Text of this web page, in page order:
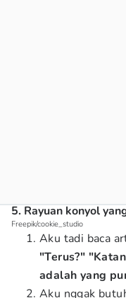
5. Rayuan konyol
Freepik/cookie_studio
Aku tadi baca
"Terus?"
adalah yang
Aku nggak